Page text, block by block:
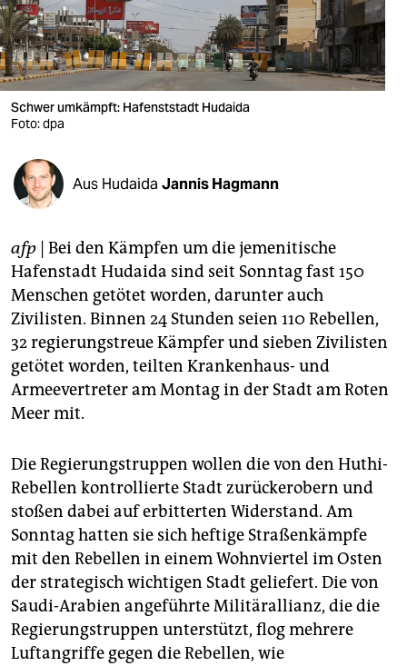
wahrheit
verlag
verlag
veranstaltungen
shop
fragen & hilfe
unterstützen
abo
genossenschaft
epaper login
Schwer umkämpft: Hafenststadt Hudaida
Foto: dpa
Aus Hudaida Jannis Hagmann
afp | Bei den Kämpfen um die jemenitische
Hafenstadt Hudaida sind seit Sonntag fast 150
Menschen getötet worden, darunter auch
Zivilisten. Binnen 24 Stunden seien 110 Rebellen,
32 regierungstreue Kämpfer und sieben Zivilisten
getötet worden, teilten Krankenhaus- und
Armeevertreter am Montag in der Stadt am Roten
Meer mit.
Die Regierungstruppen wollen die von den Huthi-
Rebellen kontrollierte Stadt zurückerobern und
stoßen dabei auf erbitterten Widerstand. Am
Sonntag hatten sie sich heftige Straßenkämpfe
mit den Rebellen in einem Wohnviertel im Osten
der strategisch wichtigen Stadt geliefert. Die von
Saudi-Arabien angeführte Militärallianz, die die
Regierungstruppen unterstützt, flog mehrere
Luftangriffe gegen die Rebellen, wie